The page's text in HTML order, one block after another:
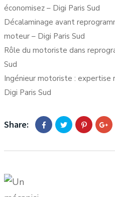
économisez – Digi Paris Sud
Décalaminage avant
moteur – Digi Paris Sud
Rôle du motoriste dans
Sud
Ingénieur motoriste : expertise
Digi Paris Sud
Share: